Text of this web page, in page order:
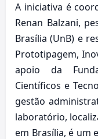
A iniciativa é
Renan Balzani,
Brasília (UnB) e
Prototipagem,
apoio da
Científicos e
gestão
laboratório,
em Brasília, é um